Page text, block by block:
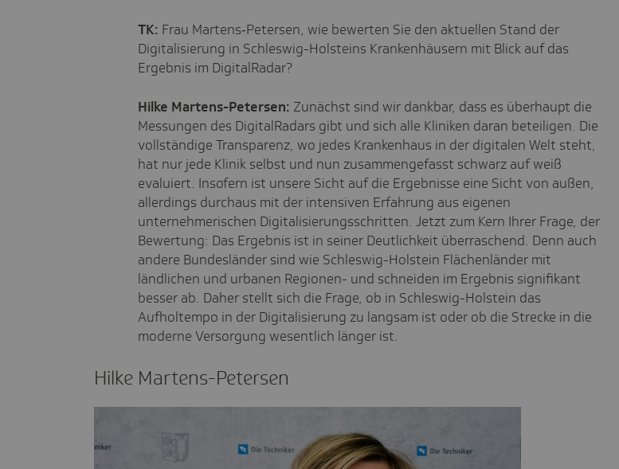
TK: Frau Martens‑Petersen, wie bewerten Sie den aktuellen Stand der
Digitalisierung in Schleswig-Holsteins Krankenhäusern mit Blick auf das
Ergebnis im DigitalRadar?
Hilke Martens-Petersen: Zunächst sind wir dankbar, dass es überhaupt die
Messungen des DigitalRadars gibt und sich alle Kliniken daran beteiligen. Die
vollständige Transparenz, wo jedes Krankenhaus in der digitalen Welt steht,
hat nur jede Klinik selbst und nun zusammengefasst schwarz auf weiß
evaluiert. Insofern ist unsere Sicht auf die Ergebnisse eine Sicht von außen,
allerdings durchaus mit der intensiven Erfahrung aus eigenen
unternehmerischen Digitalisierungsschritten. Jetzt zum Kern Ihrer Frage, der
Bewertung: Das Ergebnis ist in seiner Deutlichkeit überraschend. Denn auch
andere Bundesländer sind wie Schleswig-Holstein Flächenländer mit
ländlichen und urbanen Regionen- und schneiden im Ergebnis signifikant
besser ab. Daher stellt sich die Frage, ob in Schleswig-Holstein das
Aufholtempo in der Digitalisierung zu langsam ist oder ob die Strecke in die
moderne Versorgung wesentlich länger ist.
Hilke Martens-Petersen